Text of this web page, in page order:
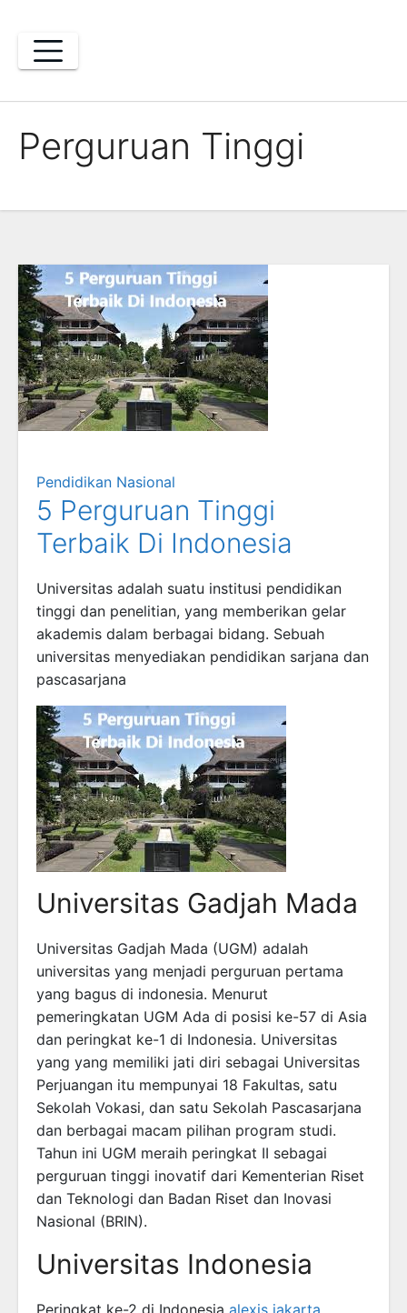
content
Perguruan Tinggi
Pendidikan Nasional
5 Perguruan Tinggi
Terbaik Di Indonesia
Universitas adalah suatu institusi pendidikan
tinggi dan penelitian, yang memberikan gelar
akademis dalam berbagai bidang. Sebuah
universitas menyediakan pendidikan sarjana dan
pascasarjana
Universitas Gadjah Mada
Universitas Gadjah Mada (UGM) adalah
universitas yang menjadi perguruan pertama
yang bagus di indonesia. Menurut
pemeringkatan UGM Ada di posisi ke-57 di Asia
dan peringkat ke-1 di Indonesia. Universitas
yang yang memiliki jati diri sebagai Universitas
Perjuangan itu mempunyai 18 Fakultas, satu
Sekolah Vokasi, dan satu Sekolah Pascasarjana
dan berbagai macam pilihan program studi.
Tahun ini UGM meraih peringkat II sebagai
perguruan tinggi inovatif dari Kementerian Riset
dan Teknologi dan Badan Riset dan Inovasi
Nasional (BRIN).
Universitas Indonesia
Peringkat ke-2 di Indonesia alexis jakarta